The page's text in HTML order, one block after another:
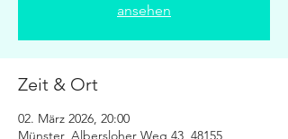
ansehen
Zeit & Ort
02. März 2026, 20:00
Münster, Albersloher Weg 43, 48155